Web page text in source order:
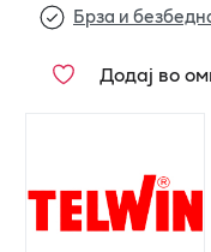
Брза и
Додај во